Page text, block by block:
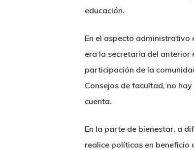
educación.
En el aspecto administrativo
era la secretaria del anterior
participación de la
Consejos de facultad, no
cuenta.
En la parte de bienestar, a
realice políticas en beneficio